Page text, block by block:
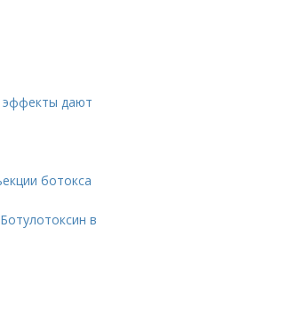
эффекты дают
ботокса
в